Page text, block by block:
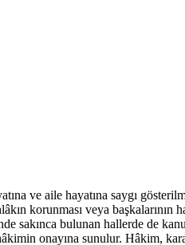
ve aile hayatına saygı
korunması veya başkalarının
sakınca bulunan hallerde de
onayına sunulur. Hâkim,